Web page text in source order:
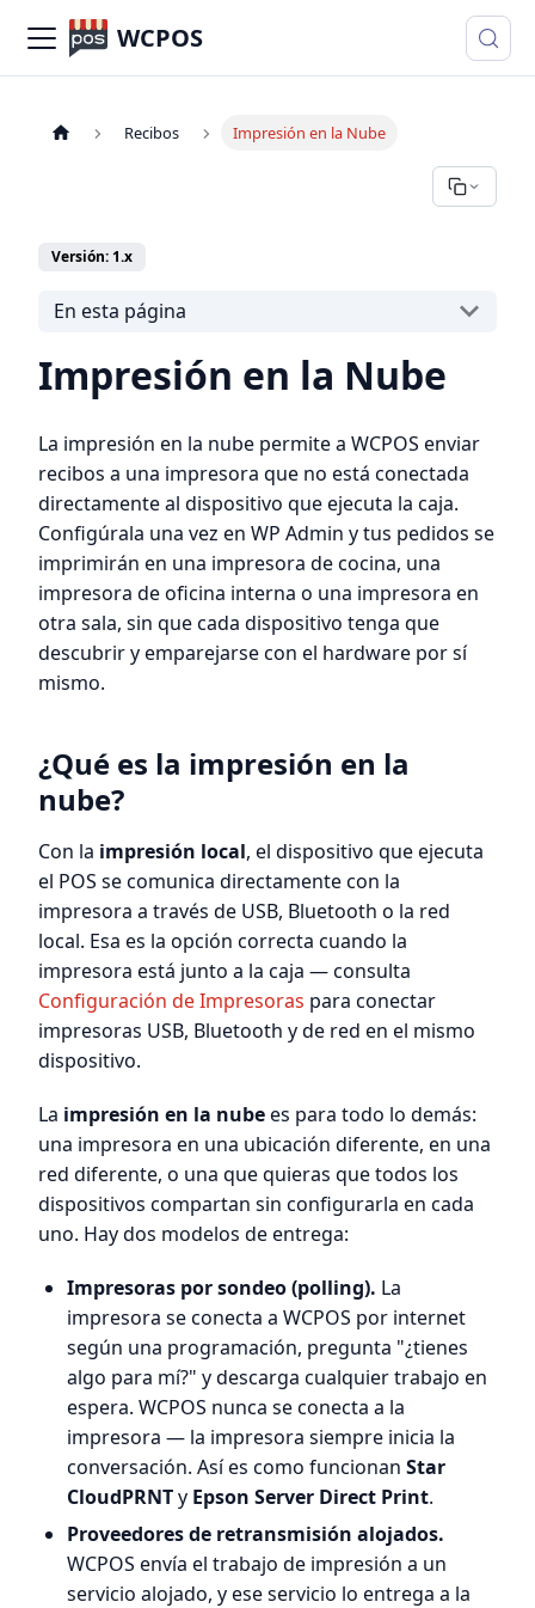
WCPOS
Recibos Impresión en la Nube
Versión: 1.x
En esta página
Impresión en la Nube
La impresión en la nube permite a WCPOS enviar
recibos a una impresora que no está conectada
directamente al dispositivo que ejecuta la caja.
Configúrala una vez en WP Admin y tus pedidos se
imprimirán en una impresora de cocina, una
impresora de oficina interna o una impresora en
otra sala, sin que cada dispositivo tenga que
descubrir y emparejarse con el hardware por sí
mismo.
¿Qué es la impresión en la
nube?
Con la impresión local, el dispositivo que ejecuta
el POS se comunica directamente con la
impresora a través de USB, Bluetooth o la red
local. Esa es la opción correcta cuando la
impresora está junto a la caja — consulta
Configuración de Impresoras para conectar
impresoras USB, Bluetooth y de red en el mismo
dispositivo.
La impresión en la nubees para todo lo demás:
una impresora en una ubicación diferente, en una
red diferente, o una que quieras que todos los
dispositivos compartan sin configurarla en cada
uno. Hay dos modelos de entrega:
Impresoras por sondeo (polling). La
impresora se conecta a WCPOS por internet
según una programación, pregunta "¿tienes
algo para mí?" y descarga cualquier trabajo en
espera. WCPOS nunca se conecta a la
impresora — la impresora siempre inicia la
conversación. Así es como funcionan Star
CloudPRNTy Epson Server Direct Print.
Proveedores de retransmisión alojados.
WCPOS envía el trabajo de impresión a un
servicio alojado, y ese servicio lo entrega a la